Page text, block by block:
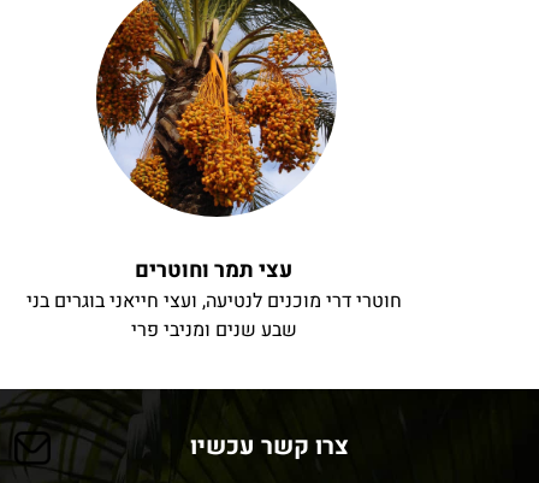
עצי תמר וחוטרים
חוטרי דרי מוכנים לנטיעה, ועצי חייאני בוגרים בני
שבע שנים ומניבי פרי
צרו קשר עכשיו